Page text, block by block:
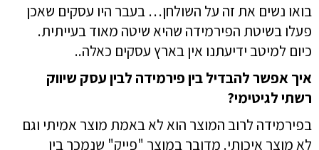
בואו נשים את זה על השולחן… בעבר היו עסקים שאכן
פעלו בשיטת הפירמידה שהיא שיטה מאוד בעייתית.
כיום למיטב ידיעתנו אין בארץ עסקים כאלה..
איך אפשר להבדיל בין פירמידה לבין עסק שיווק
רשתי לגיטימי?
בפירמידה לרוב המוצר הוא לא באמת מוצר אמיתי וגם
לא מוצר איכותי. מדובר במוצר "פייק" שנמכר בין